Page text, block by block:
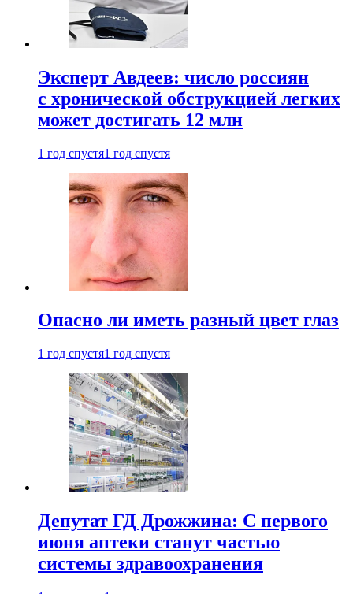
Эксперт Авдеев: число россиян
с хронической обструкцией легких
может достигать 12 млн
1 год спустя1 год спустя
Опасно ли иметь разный цвет глаз
1 год спустя1 год спустя
Депутат ГД Дрожжина: С первого
июня аптеки станут частью
системы здравоохранения